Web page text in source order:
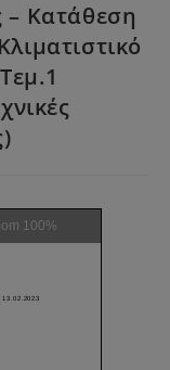
– Κατάθεση
100%